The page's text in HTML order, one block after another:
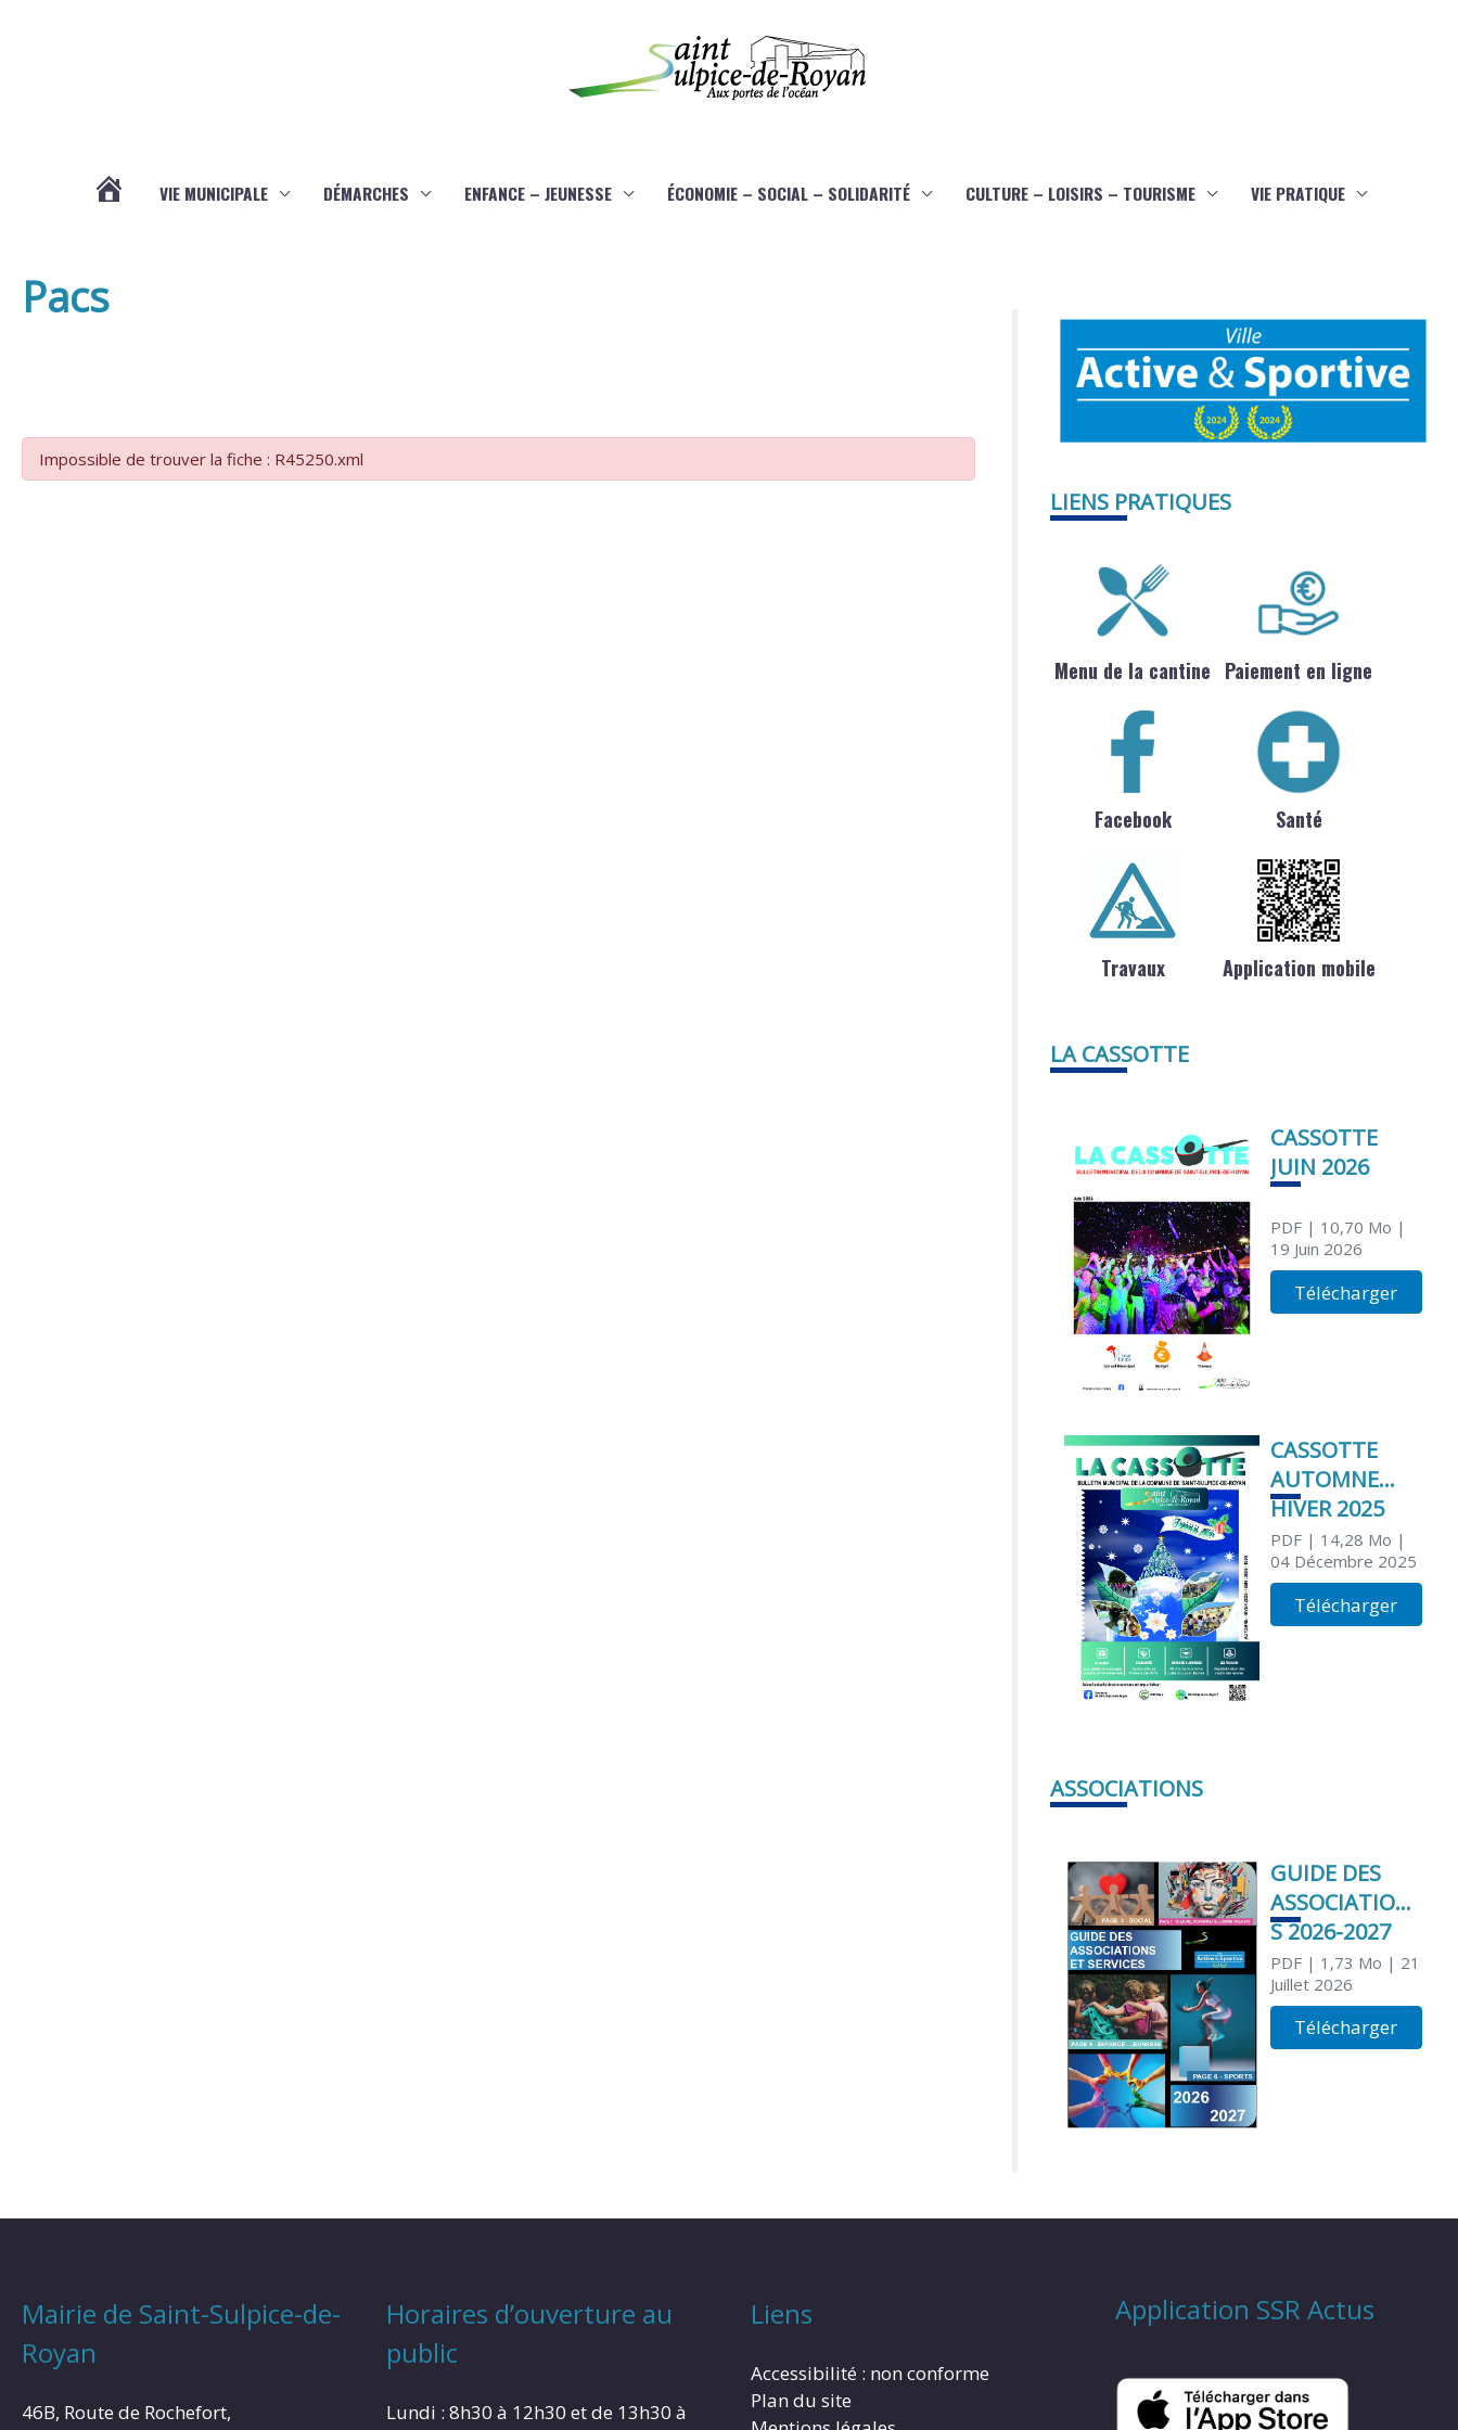
VIE MUNICIPALE DÉMARCHES ENFANCE – JEUNESSE ÉCONOMIE – SOCIAL – SOLIDARITÉ CULTURE – LOISIRS – TOURISME VIE PRATIQUE
Pacs
Impossible de trouver la fiche : R45250.xml
LIENS PRATIQUES
Menu de la cantine Paiement en ligne
Facebook Santé
Travaux Application mobile
LA CASSOTTE
CASSOTTE
JUIN 2026
PDF| 10,70 Mo |
19 Juin 2026
Télécharger
CASSOTTE
AUTOMNE
HIVER 2025
PDF| 14,28 Mo |
04 Décembre 2025
Télécharger
ASSOCIATIONS
GUIDE DES
ASSOCIATION
S 2026-2027
PDF| 1,73 Mo | 21
Juillet 2026
Télécharger
Mairie de Saint-Sulpice-de-
Royan
46B, Route de Rochefort,
Horaires d’ouverture au
public
Lundi : 8h30 à 12h30 et de 13h30 à
Liens
Accessibilité : non conforme
Plan du site
Application SSR Actus